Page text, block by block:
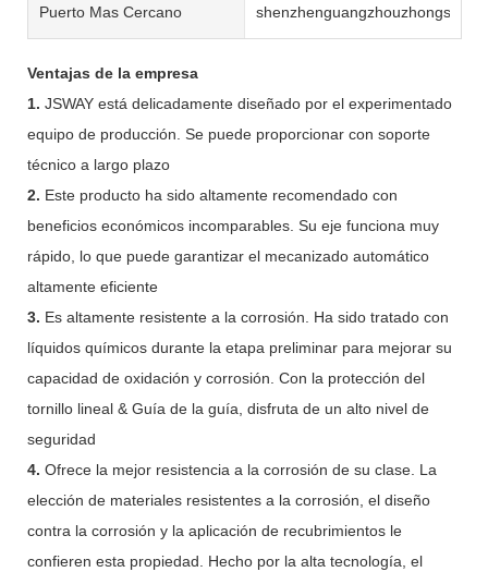
Puerto Mas Cercano shenzhenguangzhouzhongshan
Ventajas de la empresa
1. JSWAY está delicadamente diseñado por el experimentado
equipo de producción. Se puede proporcionar con soporte
técnico a largo plazo
2. Este producto ha sido altamente recomendado con
beneficios económicos incomparables. Su eje funciona muy
rápido, lo que puede garantizar el mecanizado automático
altamente eficiente
3. Es altamente resistente a la corrosión. Ha sido tratado con
líquidos químicos durante la etapa preliminar para mejorar su
capacidad de oxidación y corrosión. Con la protección del
tornillo lineal & Guía de la guía, disfruta de un alto nivel de
seguridad
4. Ofrece la mejor resistencia a la corrosión de su clase. La
elección de materiales resistentes a la corrosión, el diseño
contra la corrosión y la aplicación de recubrimientos le
confieren esta propiedad. Hecho por la alta tecnología, el